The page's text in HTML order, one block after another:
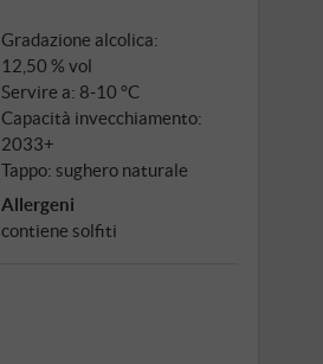
Gradazione alcolica:
12,50 % vol
Servire a: 8‑10 °C
Capacità invecchiamento:
2033+
Tappo: sughero naturale
Allergeni
contiene solfiti